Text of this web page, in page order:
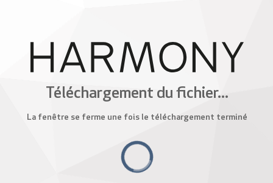
Téléchargement du fichier...
La fenêtre se ferme une fois le téléchargement terminé